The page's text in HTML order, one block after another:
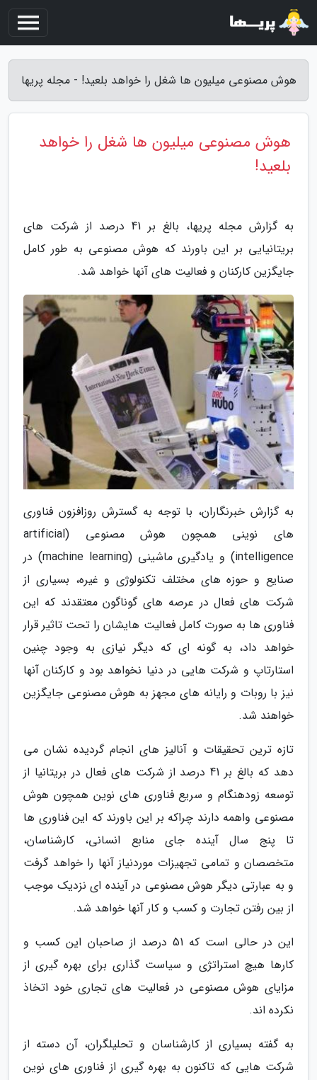
هوش مصنوعی میلیون ها شغل را خواهد بلعید! - مجله پریها
هوش مصنوعی میلیون ها شغل را خواهد
بلعید!
به گزارش مجله پریها، بالغ بر 41 درصد از شرکت های
بریتانیایی بر این باورند که هوش مصنوعی به طور کامل
جایگزین کارکنان و فعالیت های آنها خواهد شد.
به گزارش خبرنگاران، با توجه به گسترش روزافزون فناوری
های نوینی همچون هوش مصنوعی (artificial
intelligence) و یادگیری ماشینی (machine learning) در
صنایع و حوزه های مختلف تکنولوژی و غیره، بسیاری از
شرکت های فعال در عرصه های گوناگون معتقدند که این
فناوری ها به صورت کامل فعالیت هایشان را تحت تاثیر قرار
خواهد داد، به گونه ای که دیگر نیازی به وجود چنین
استارتاپ و شرکت هایی در دنیا نخواهد بود و کارکنان آنها
نیز با روبات و رایانه های مجهز به هوش مصنوعی جایگزین
خواهند شد.
تازه ترین تحقیقات و آنالیز های انجام گردیده نشان می
دهد که بالغ بر 41 درصد از شرکت های فعال در بریتانیا از
توسعه زودهنگام و سریع فناوری های نوین همچون هوش
مصنوعی واهمه دارند چراکه بر این باورند که این فناوری ها
تا پنج سال آینده جای منابع انسانی، کارشناسان،
متخصصان و تمامی تجهیزات موردنیاز آنها را خواهد گرفت
و به عبارتی دیگر هوش مصنوعی در آینده ای نزدیک موجب
از بین رفتن تجارت و کسب و کار آنها خواهد شد.
این در حالی است که 51 درصد از صاحبان این کسب و
کارها هیچ استراتژی و سیاست گذاری برای بهره گیری از
مزایای هوش مصنوعی در فعالیت های تجاری خود اتخاذ
نکرده اند.
به گفته بسیاری از کارشناسان و تحلیلگران، آن دسته از
شرکت هایی که تاکنون به بهره گیری از فناوری های نوین